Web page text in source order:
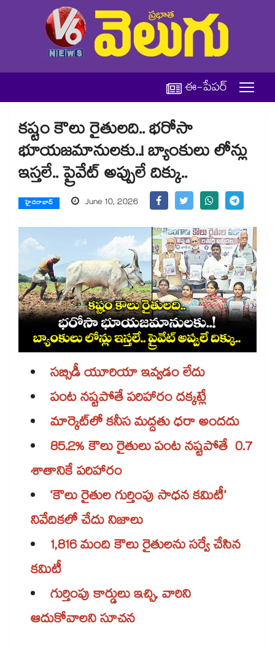
ఈ-పేపర్
కష్టం కౌలు రైతులది.. భరోసా
భూయజమానులకు..! బ్యాంకులు లోన్లు
ఇస్తలే.. ప్రైవేట్ అప్పులే దిక్కు..
హైదరాబాద్ June 10, 2026
సబ్సిడీ యూరియా ఇవ్వడం లేదు
పంట నష్టపోతే పరిహారం దక్కట్లే
మార్కెట్‌‌లో కనీస మద్దతు ధరా అందదు
85.2% కౌలు రైతులు పంట నష్టపోతే 0.7
శాతానికే పరిహారం
‘కౌలు రైతుల గుర్తింపు సాధన కమిటీ’
నివేదికలో చేదు నిజాలు
1,816 మంది కౌలు రైతులను సర్వే చేసిన
కమిటీ
గుర్తింపు కార్డులు ఇచ్చి, వారిని
ఆదుకోవాలని సూచన